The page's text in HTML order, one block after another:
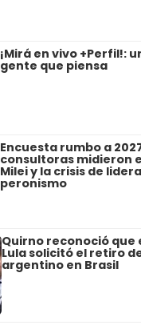
¡Mirá en vivo +Perfil!:
gente que piensa
Encuesta rumbo a
consultoras midieron
Milei y la crisis de
peronismo
Quirno reconoció que
Lula solicitó el retiro
argentino en Brasil